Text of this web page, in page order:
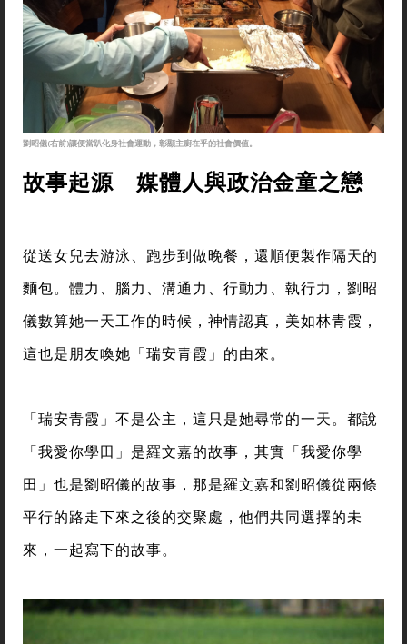
劉昭儀(右前)讓便當趴化身社會運動，彰顯主廚在乎的社會價值。
故事起源 媒體人與政治金童之戀
從送女兒去游泳、跑步到做晚餐，還順便製作隔天的
麵包。體力、腦力、溝通力、行動力、執行力，劉昭
儀數算她一天工作的時候，神情認真，美如林青霞，
這也是朋友喚她「瑞安青霞」的由來。
「瑞安青霞」不是公主，這只是她尋常的一天。都說
「我愛你學田」是羅文嘉的故事，其實「我愛你學
田」也是劉昭儀的故事，那是羅文嘉和劉昭儀從兩條
平行的路走下來之後的交聚處，他們共同選擇的未
來，一起寫下的故事。